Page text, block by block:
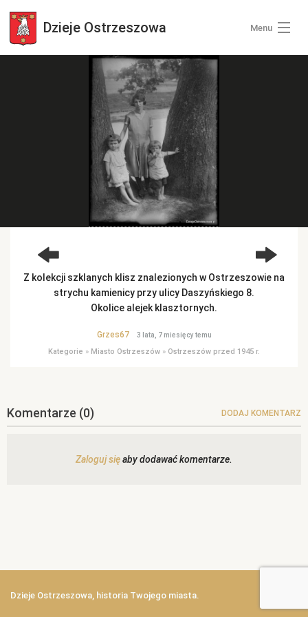
Dzieje Ostrzeszowa Menu
Z kolekcji szklanych klisz znalezionych w Ostrzeszowie na
strychu kamienicy przy ulicy Daszyńskiego 8.
Okolice alejek klasztornych.
Grzes67 3 lata, 7 miesięcy temu
Kategorie » Miasto Ostrzeszów » Ostrzeszów przed 1945 r.
Komentarze (0) DODAJ KOMENTARZ
Zaloguj sięaby dodawać komentarze.
Dzieje Ostrzeszowa, historia Twojego miasta.